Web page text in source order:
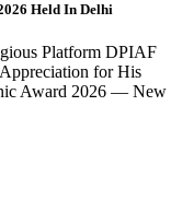
Held In Delhi
Platform DPIAF
for His
Award 2026 — New